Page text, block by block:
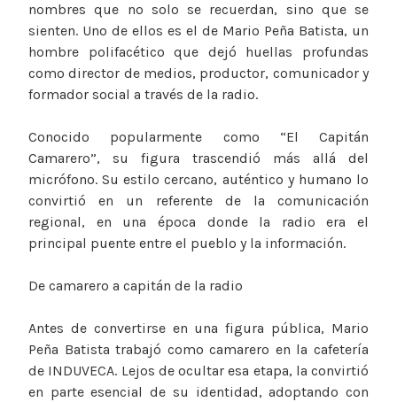
nombres que no solo se recuerdan, sino que se
sienten. Uno de ellos es el de Mario Peña Batista, un
hombre polifacético que dejó huellas profundas
como director de medios, productor, comunicador y
formador social a través de la radio.
Conocido popularmente como “El Capitán
Camarero”, su figura trascendió más allá del
micrófono. Su estilo cercano, auténtico y humano lo
convirtió en un referente de la comunicación
regional, en una época donde la radio era el
principal puente entre el pueblo y la información.
De camarero a capitán de la radio
Antes de convertirse en una figura pública, Mario
Peña Batista trabajó como camarero en la cafetería
de INDUVECA. Lejos de ocultar esa etapa, la convirtió
en parte esencial de su identidad, adoptando con